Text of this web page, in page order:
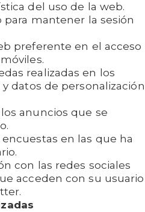
del uso de la web.
para mantener la sesión
preferente en el acceso
realizadas en los
datos de personalización
anuncios que se
en las que ha
con las redes sociales
acceden con su usuario